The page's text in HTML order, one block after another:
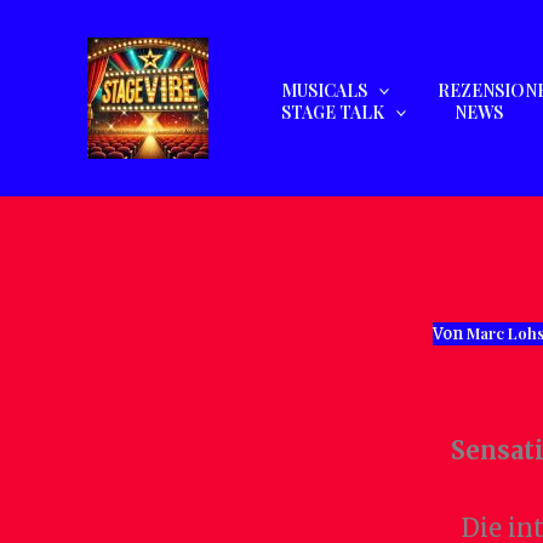
MUSICALS
STAGE TALK
NEWS
VonMarc
Die